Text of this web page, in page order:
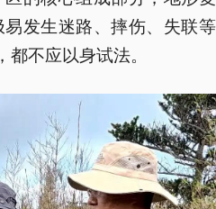
发生迷路、摔伤、失联
不应以身试法。